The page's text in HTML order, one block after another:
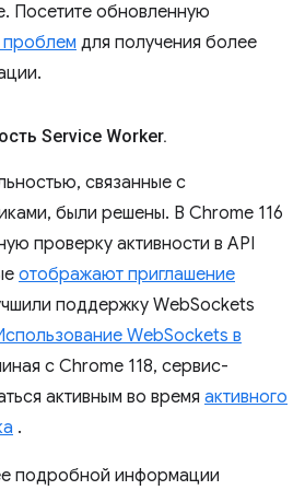
Посетите обновленную
проблем для получения более
Service Worker.
связанные с
были решены. В Chrome 116
проверку активности в API
отображают приглашение
поддержку WebSockets
WebSockets в
с Chrome 118, сервис-
активным во время активного
.
подробной информации